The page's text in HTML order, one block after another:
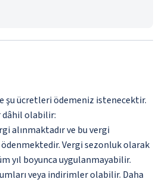
şu ücretleri ödemeniz istenecektir.
olabilir:
alınmaktadır ve bu vergi
Vergi sezonluk olarak
yıl boyunca uygulanmayabilir.
veya indirimler olabilir. Daha